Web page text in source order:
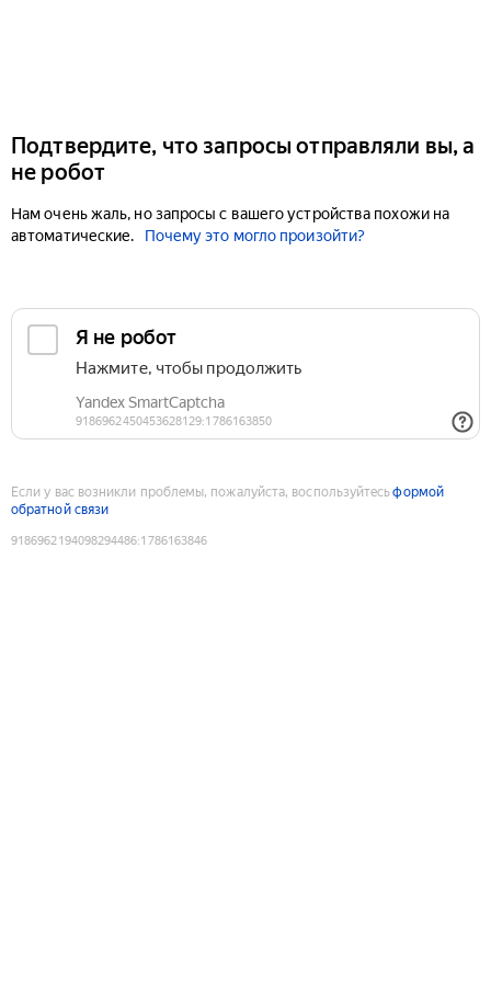
Подтвердите, что запросы отправляли вы, а
не робот
Нам очень жаль, но запросы с вашего устройства похожи на
автоматические.
Почему это могло произойти?
Если у вас возникли проблемы, пожалуйста, воспользуйтесьформой
обратной связи
9186962194098294486:1786163846